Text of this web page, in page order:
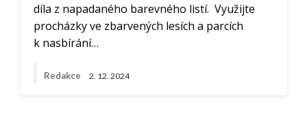
díla z napadaného barevného listí. Využijte
procházky ve zbarvených lesích a parcích
k nasbírání…
Redakce 2. 12. 2024